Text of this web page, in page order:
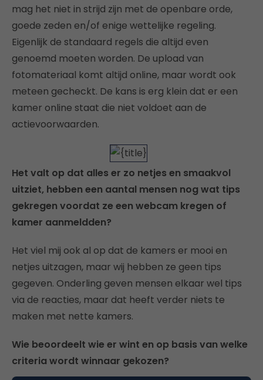
mag het niet in strijd zijn met de openbare orde,
goede zeden en/of enige wettelijke regeling.
Eigenlijk de standaard regels die altijd even
genoemd moeten worden. De upload van
fotomateriaal komt altijd online, maar wordt ook
meteen gecheckt. De kans is erg klein dat er een
kamer online staat die niet voldoet aan de
actievoorwaarden.
Het valt op dat alles er zo netjes en smaakvol
uitziet, hebben een aantal mensen nog wat tips
gekregen voordat ze een webcam kregen of
kamer aanmeldden?
Het viel mij ook al op dat de kamers er mooi en
netjes uitzagen, maar wij hebben ze geen tips
gegeven. Onderling geven mensen elkaar wel tips
via de reacties, maar dat heeft verder niets te
maken met nette kamers.
Wie beoordeelt wie er wint en op basis van welke
criteria wordt winnaar gekozen?